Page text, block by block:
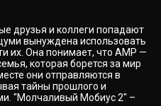
друзья и коллеги попадают
вынуждена использовать
их. Она понимает, что АМР —
которая борется за мир
они отправляются в
тайны прошлого и
"Молчаливый Мобиус 2" –